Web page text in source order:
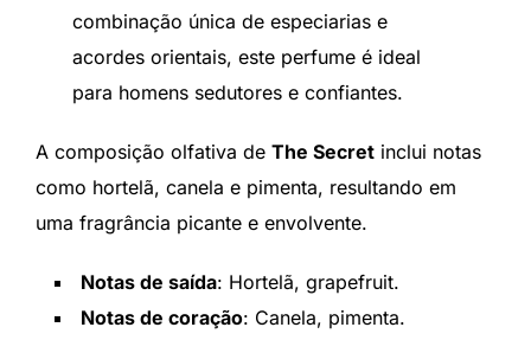
combinação única de especiarias e
acordes orientais, este perfume é ideal
para homens sedutores e confiantes.
A composição olfativa de The Secret inclui notas
como hortelã, canela e pimenta, resultando em
uma fragrância picante e envolvente.
Notas de saída: Hortelã, grapefruit.
Notas de coração: Canela, pimenta.